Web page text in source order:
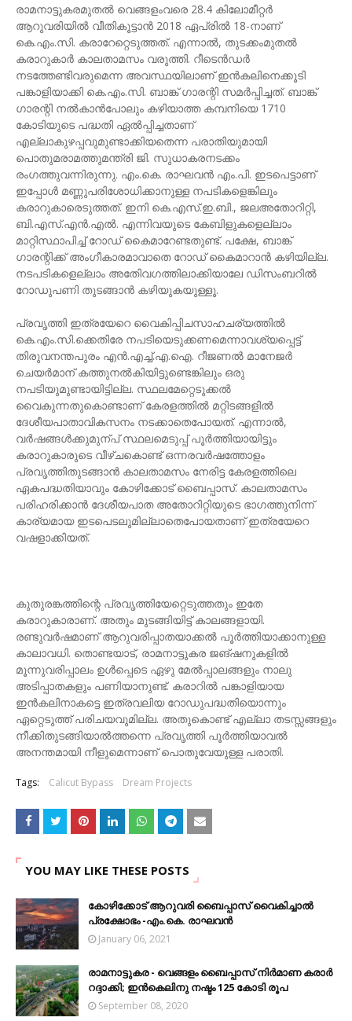
രാമനാട്ടുകരമുതൽ വെങ്ങളംവരെ 28.4 കിലോമീറ്റർ
ആറുവരിയിൽ വീതികൂട്ടാൻ 2018 ഏപ്രിൽ 18-നാണ്
കെ.എം.സി. കരാറേറ്റെടുത്തത്. എന്നാൽ, തുടക്കംമുതൽ
കരാറുകാർ കാലതാമസം വരുത്തി. റീടെൻഡർ
നടത്തേണ്ടിവരുമെന്ന അവസ്ഥയിലാണ് ഇൻകലിനെക്കൂടി
പങ്കാളിയാക്കി കെ.എം.സി. ബാങ്ക് ഗാരന്റി സമർപ്പിച്ചത്. ബാങ്ക്
ഗാരന്റി നൽകാൻപോലും കഴിയാത്ത കമ്പനിയെ 1710
കോടിയുടെ പദ്ധതി ഏൽപ്പിച്ചതാണ്
എല്ലാകുഴപ്പവുമുണ്ടാക്കിയതെന്ന പരാതിയുമായി
പൊതുമരാമത്തുമന്ത്രി ജി. സുധാകരനടക്കം
രംഗത്തുവന്നിരുന്നു. എം.കെ. രാഘവൻ എം.പി. ഇടപെട്ടാണ്
ഇപ്പോൾ മണ്ണുപരിശോധിക്കാനുള്ള നപടികളെങ്കിലും
കരാറുകാരെടുത്തത്. ഇനി കെ.എസ്.ഇ.ബി., ജലഅതോറിറ്റി,
ബി.എസ്.എൻ.എൽ. എന്നിവയുടെ കേബിളുകളെല്ലാം
മാറ്റിസ്ഥാപിച്ച് റോഡ് കൈമാറേണ്ടതുണ്ട്. പക്ഷേ, ബാങ്ക്
ഗാരന്റിക്ക്‌ അംഗീകാരമാവാതെ റോഡ്‌ കൈമാറാൻ കഴിയില്ല.
നടപടികളെല്ലാം അതിേവഗത്തിലാക്കിയാലേ ഡിസംബറിൽ
റോഡുപണി തുടങ്ങാൻ കഴിയുകയുള്ളൂ.
പ്രവൃത്തി ഇത്രയേറെ വൈകിപ്പിചസാഹചര്യത്തിൽ
കെ.എം.സി.ക്കെതിരേ നപടിയെടുക്കണമെന്നാവശ്യപ്പെട്ട്
തിരുവനന്തപുരം എൻ.എച്ച്.എ.ഐ. റീജണൽ മാനേജർ
ചെയർമാന് കത്തുനൽകിയിട്ടുണ്ടെങ്കിലും ഒരു
നപടിയുമുണ്ടായിട്ടില്ല. സ്ഥലമേറ്റെടുക്കൽ
വൈകുന്നതുകൊണ്ടാണ് കേരളത്തിൽ മറ്റിടങ്ങളിൽ
ദേശീയപാതാവികസനം നടക്കാതെപോയത്. എന്നാൽ,
വർഷങ്ങൾക്കുമുന്പ് സ്ഥലമെടുപ്പ് പൂർത്തിയായിട്ടും
കരാറുകാരുടെ വീഴ്ചകൊണ്ട് ഒന്നരവർഷത്തോളം
പ്രവൃത്തിതുടങ്ങാൻ കാലതാമസം നേരിട്ട കേരളത്തിലെ
ഏകപദ്ധതിയാവും കോഴിക്കോട് ബൈപ്പാസ്. കാലതാമസം
പരിഹരിക്കാൻ ദേശീയപാത അതോറിറ്റിയുടെ ഭാഗത്തുനിന്ന്
കാര്യമായ ഇടപെടലുമില്ലാതെപോയതാണ് ഇത്രയേറെ
വഷളാക്കിയത്.
കുതുരങ്കത്തിന്റെ പ്രവൃത്തിയേറ്റെടുത്തതും ഇതേ
കരാറുകാരാണ്. അതും മുടങ്ങിയിട്ട് കാലങ്ങളായി.
രണ്ടുവർഷമാണ് ആറുവരിപ്പാതയാക്കൽ പൂർത്തിയാക്കാനുള്ള
കാലാവധി. തൊണ്ടയാട്, രാമനാട്ടുകര ജങ്ഷനുകളിൽ
മൂന്നുവരിപ്പാലം ഉൾപ്പെടെ ഏഴു മേൽപ്പാലങ്ങളും നാലു
അടിപ്പാതകളും പണിയാനുണ്ട്. കരാറിൽ പങ്കാളിയായ
ഇൻകലിനാകട്ടെ ഇത്രവലിയ റോഡുപദ്ധതിയൊന്നും
ഏറ്റെടുത്ത് പരിചയവുമില്ല. അതുകൊണ്ട് എല്ലാ തടസ്സങ്ങളും
നീക്കിതുടങ്ങിയാൽത്തന്നെ പ്രവൃത്തി പൂർത്തിയാവൽ
അനന്തമായി നീളുമെന്നാണ് പൊതുവേയുള്ള പരാതി.
Tags: Calicut Bypass Dream Projects
YOU MAY LIKE THESE POSTS
കോഴിക്കോട് ആറുവരി ബൈപ്പാസ് വൈകിച്ചാൽ
പ്രക്ഷോഭം -എം.കെ. രാഘവൻ
January 06, 2021
രാമനാട്ടുകര - വെങ്ങളം ബൈപ്പാസ് നിര്‍മാണ കരാര്‍
റദ്ദാക്കി; ഇന്‍കെലിനു നഷ്ടം 125 കോടി രൂപ
September 08, 2020